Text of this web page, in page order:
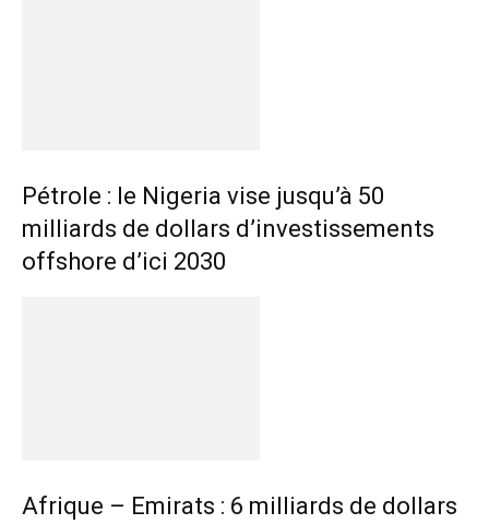
Pétrole : le Nigeria vise jusqu’à 50
milliards de dollars d’investissements
offshore d’ici 2030
Afrique – Emirats : 6 milliards de dollars